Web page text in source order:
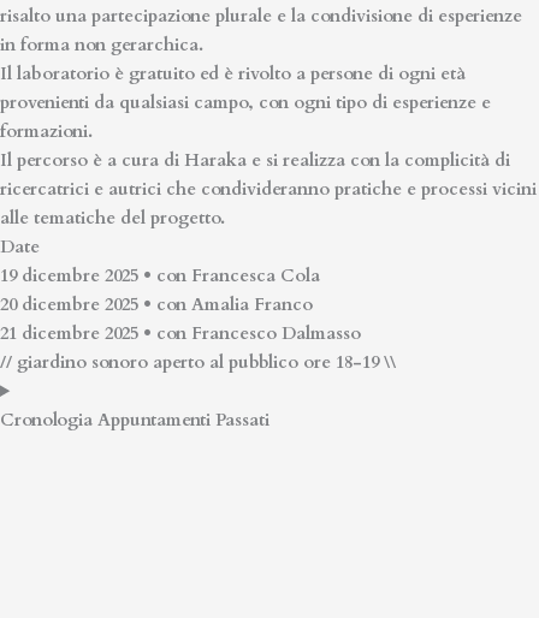
risalto una partecipazione plurale e la condivisione di esperienze
in forma non gerarchica.
Il laboratorio è gratuito ed è rivolto a persone di ogni età
provenienti da qualsiasi campo, con ogni tipo di esperienze e
formazioni.
Il percorso è a cura di Haraka e si realizza con la complicità di
ricercatrici e autrici che condivideranno pratiche e processi vicini
alle tematiche del progetto.
Date
19 dicembre 2025 • con Francesca Cola
20 dicembre 2025 • con Amalia Franco
21 dicembre 2025 • con Francesco Dalmasso
// giardino sonoro aperto al pubblico ore 18-19\\
Cronologia Appuntamenti Passati